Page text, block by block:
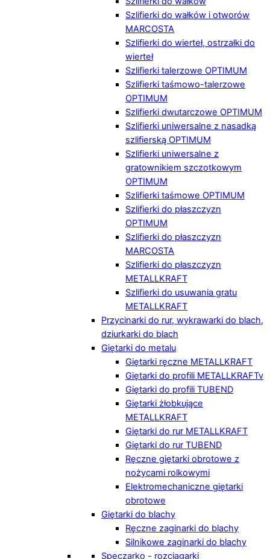
Szlifierki do wałków i otworów
MARCOSTA
Szlifierki do wierteł, ostrzałki do
wierteł
Szlifierki talerzowe OPTIMUM
Szlifierki taśmowo-talerzowe
OPTIMUM
Szlifierki dwutarczowe OPTIMUM
Szlifierki uniwersalne z nasadką
szlifierską OPTIMUM
Szlifierki uniwersalne z
gratownikiem szczotkowym
OPTIMUM
Szlifierki taśmowe OPTIMUM
Szlifierki do płaszczyzn
OPTIMUM
Szlifierki do płaszczyzn
MARCOSTA
Szlifierki do płaszczyzn
METALLKRAFT
Szlifierki do usuwania gratu
METALLKRAFT
Przycinarki do rur, wykrawarki do blach,
dziurkarki do blach
Giętarki do metalu
Giętarki ręczne METALLKRAFT
Giętarki do profili METALLKRAFTv
Giętarki do profili TUBEND
Giętarki żłobkujące
METALLKRAFT
Giętarki do rur METALLKRAFT
Giętarki do rur TUBEND
Ręczne giętarki obrotowe z
nożycami rolkowymi
Elektromechaniczne giętarki
obrotowe
Giętarki do blachy
Ręczne zaginarki do blachy
Silnikowe zaginarki do blachy
Spęczarko - rozciągarki